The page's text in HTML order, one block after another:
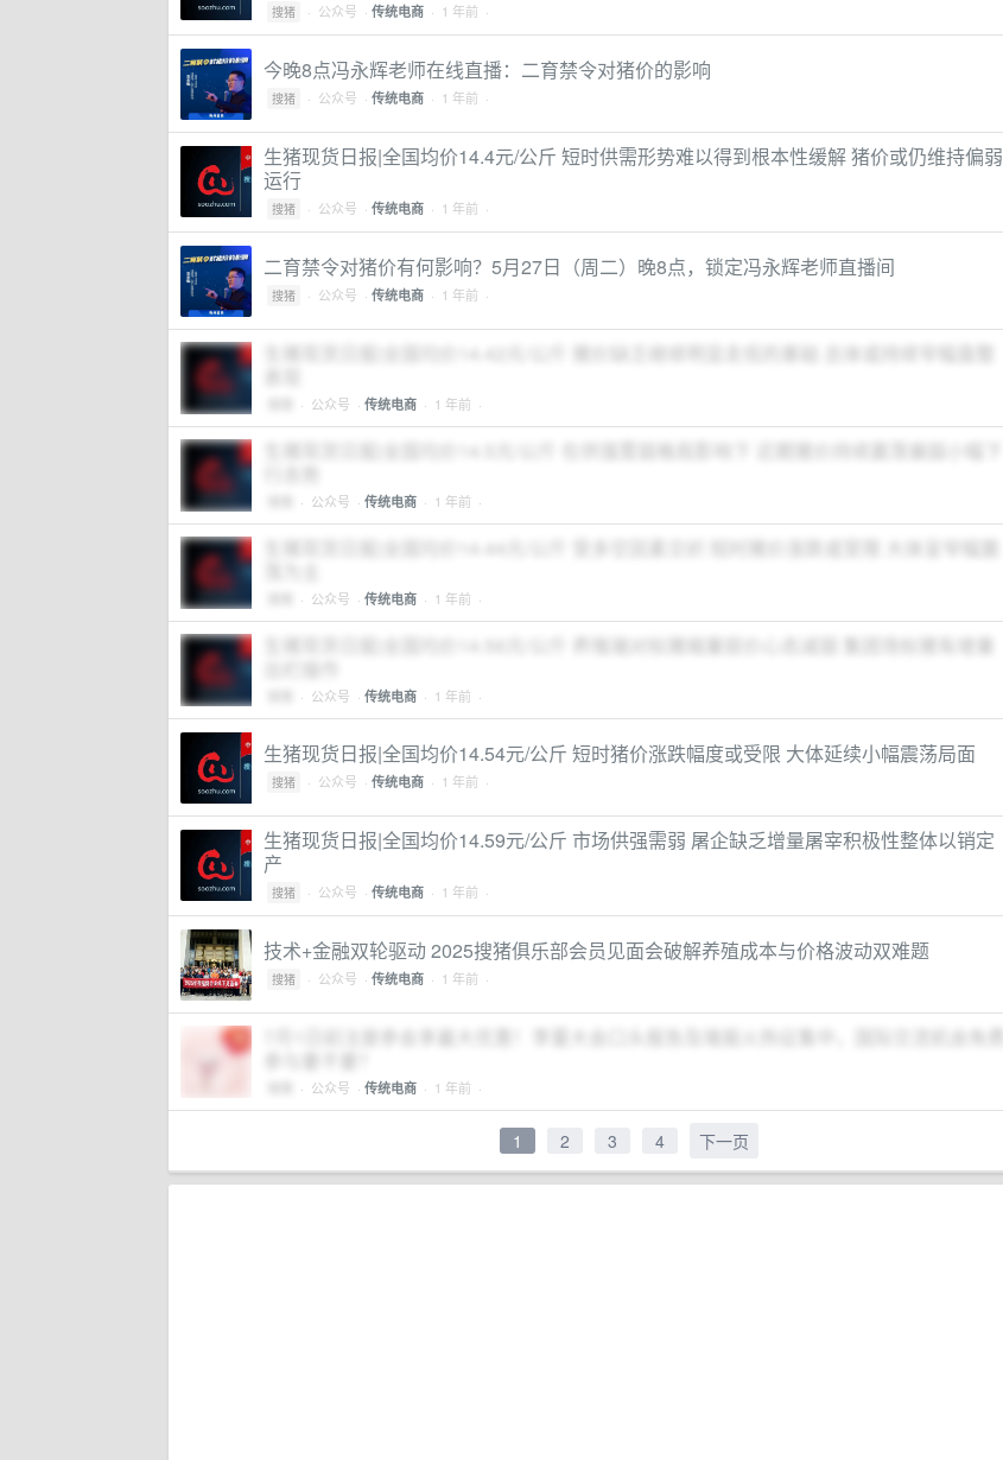
搜猪 · 公众号 · 传统电商 · 1 年前 ·
今晚8点冯永辉老师在线直播：二育禁令对猪价的影响
搜猪 · 公众号 · 传统电商 · 1 年前 ·
生猪现货日报|全国均价14.4元/公斤 短时供需形势难以得到根本性缓解 猪价或仍维持偏弱
运行
搜猪 · 公众号 · 传统电商 · 1 年前 ·
二育禁令对猪价有何影响？5月27日（周二）晚8点，锁定冯永辉老师直播间
搜猪 · 公众号 · 传统电商 · 1 年前 ·
生猪现货日报|全国均价14.42元/公斤 猪价缺乏继续明显走低的基础 总体或持续窄幅盘整
· 公众号 · 传统电商 · 1 年前 ·
生猪现货日报|全国均价14.5元/公斤 在供强需弱格局影响下 近期猪价持续震荡偏弱小幅下
· 公众号 · 传统电商 · 1 年前 ·
· 公众号 · 传统电商 · 1 年前 ·
生猪现货日报|全国均价14.56元/公斤 养殖端对标猪缩量挺价心态减弱 集团场标猪有增量
· 公众号 · 传统电商 · 1 年前 ·
生猪现货日报|全国均价14.54元/公斤 短时猪价涨跌幅度或受限 大体延续小幅震荡局面
搜猪 · 公众号 · 传统电商 · 1 年前 ·
生猪现货日报|全国均价14.59元/公斤 市场供强需弱 屠企缺乏增量屠宰积极性整体以销定
产
搜猪 · 公众号 · 传统电商 · 1 年前 ·
技术+金融双轮驱动 2025搜猪俱乐部会员见面会破解养殖成本与价格波动双难题
搜猪 · 公众号 · 传统电商 · 1 年前 ·
7月1日前注册参会享最大优惠！李曼大会口头报告及墙报火热征集中，国际交流机会免费
· 公众号 · 传统电商 · 1 年前 ·
1 2 3 4 下一页